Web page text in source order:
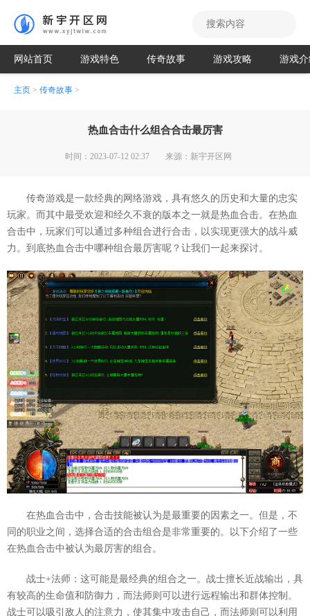
网站首页 游戏特色 传奇故事 游戏攻略 游戏
主页 > 传奇故事 >
热血合击什么组合合击最厉害
时间：2023-07-12 02:37 来源：新宇开区网
传奇游戏是一款经典的网络游戏，具有悠久的历史和大量的忠实
玩家。而其中最受欢迎和经久不衰的版本之一就是热血合击。在热血
合击中，玩家们可以通过多种组合进行合击，以实现更强大的战斗威
力。到底热血合击中哪种组合最厉害呢？让我们一起来探讨。
在热血合击中，合击技能被认为是最重要的因素之一。但是，不
同的职业之间，选择合适的合击组合是非常重要的。以下介绍了一些
在热血合击中被认为最厉害的组合。
战士+法师：这可能是最经典的组合之一。战士擅长近战输出，具
有较高的生命值和防御力，而法师则可以进行远程输出和群体控制。
战士可以吸引敌人的注意力，使其集中攻击自己，而法师则可以利用